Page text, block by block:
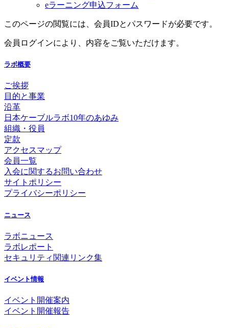
eラーニング申込フォーム
このページの閲覧には、会員IDとパスワードが必要です。
会員ログインにより、内容をご覧いただけます。
ラボ概要
ご挨拶
目的と事業
沿革
日本ケーブルラボ10年のあゆみ
組織・役員
定款
アクセスマップ
会員一覧
入会に関するお問い合わせ
サイトポリシー
プライバシーポリシー
ニュース
ラボニュース
ラボレポート
セキュリティ関連リンク集
イベント情報
イベント開催案内
イベント開催報告